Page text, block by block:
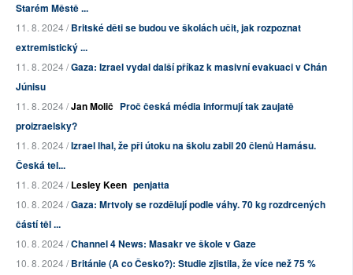
Starém Městě ...
11. 8. 2024 /Britské děti se budou ve školách učit, jak rozpoznat
extremistický ...
11. 8. 2024 /Gaza: Izrael vydal další příkaz k masivní evakuaci v Chán
Júnisu
11. 8. 2024 /Jan Molič Proč česká média informují tak zaujatě
proizraelsky?
11. 8. 2024 /Izrael lhal, že při útoku na školu zabil 20 členů Hamásu.
Česká tel...
11. 8. 2024 /Lesley Keen penjatta
10. 8. 2024 /Gaza: Mrtvoly se rozdělují podle váhy. 70 kg rozdrcených
částí těl ...
10. 8. 2024 /Channel 4 News: Masakr ve škole v Gaze
10. 8. 2024 /Británie (A co Česko?): Studie zjistila, že více než 75 %